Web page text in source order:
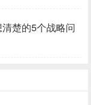
楚的5个战略问